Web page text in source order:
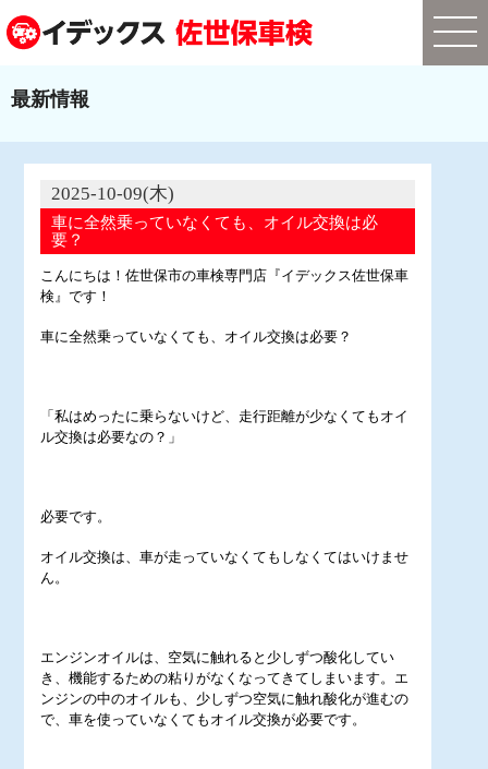
最新情報
2025-10-09(木)
車に全然乗っていなくても、オイル交換は必
要？
こんにちは！佐世保市の車検専門店『イデックス佐世保車
検』です！
車に全然乗っていなくても、オイル交換は必要？
「私はめったに乗らないけど、走行距離が少なくてもオイ
ル交換は必要なの？」
必要です。
オイル交換は、車が走っていなくてもしなくてはいけませ
ん。
エンジンオイルは、空気に触れると少しずつ酸化してい
き、機能するための粘りがなくなってきてしまいます。エ
ンジンの中のオイルも、少しずつ空気に触れ酸化が進むの
で、車を使っていなくてもオイル交換が必要です。